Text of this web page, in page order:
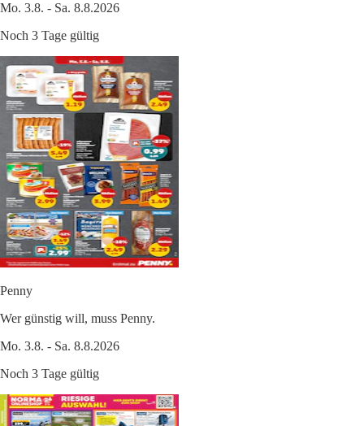
Mo. 3.8. - Sa. 8.8.2026
Noch 3 Tage gültig
Penny
Wer günstig will, muss Penny.
Mo. 3.8. - Sa. 8.8.2026
Noch 3 Tage gültig